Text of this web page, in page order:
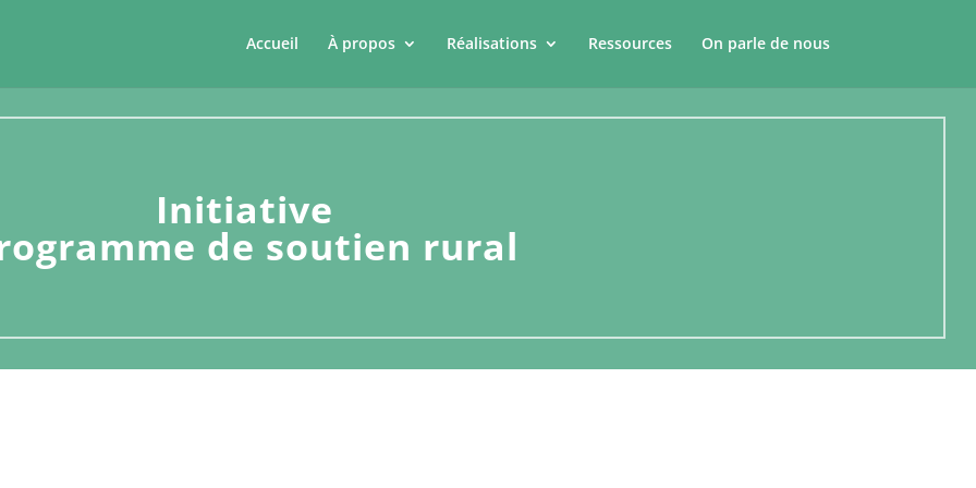
Accueil À propos Réalisations Ressources On parle de nous
Initiative
de soutien rural